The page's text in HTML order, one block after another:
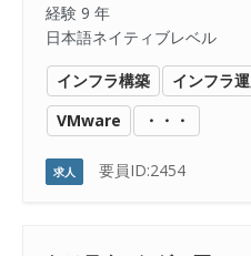
経験 9 年
日本語ネイティブレベル
インフラ構築 インフラ
VMware
・・・
求人 要員ID:2454